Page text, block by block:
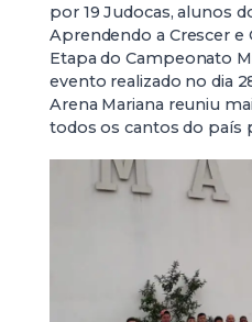
por 19 Judocas, alunos
Aprendendo a Crescer e
Etapa do Campeonato
evento realizado no dia
Arena Mariana reuniu
todos os cantos do país